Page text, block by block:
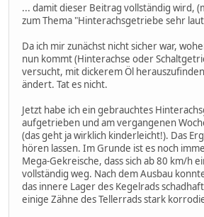
... damit dieser Beitrag vollständig wird,
zum Thema "Hinterachsgetriebe sehr
Da ich mir zunächst nicht sicher war,
nun kommt (Hinterachse oder
versucht, mit dickerem Öl
ändert. Tat es nicht.
Jetzt habe ich ein gebrauchtes
aufgetrieben und am vergangenen
(das geht ja wirklich kinderleicht!). Das
hören lassen. Im Grunde ist es noch
Mega-Gekreische, dass sich ab 80 km/h
vollständig weg. Nach dem Ausbau
das innere Lager des Kegelrads
einige Zähne des Tellerrads stark